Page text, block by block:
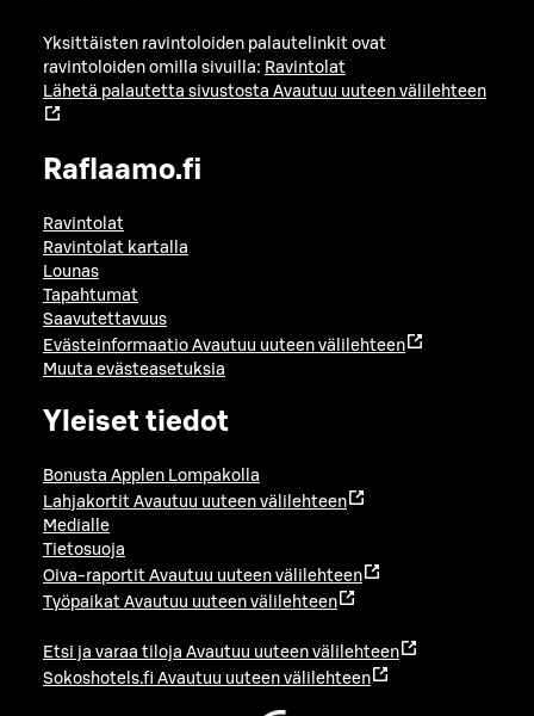
Yksittäisten ravintoloiden palautelinkit ovat
ravintoloiden omilla sivuilla: Ravintolat
Lähetä palautetta sivustosta Avautuu uuteen välilehteen
Raflaamo.fi
Ravintolat
Ravintolat kartalla
Lounas
Tapahtumat
Saavutettavuus
Evästeinformaatio Avautuu uuteen välilehteen
Muuta evästeasetuksia
Yleiset tiedot
Bonusta Applen Lompakolla
Lahjakortit Avautuu uuteen välilehteen
Medialle
Tietosuoja
Oiva-raportit Avautuu uuteen välilehteen
Työpaikat Avautuu uuteen välilehteen
Etsi ja varaa tiloja Avautuu uuteen välilehteen
Sokoshotels.fi Avautuu uuteen välilehteen